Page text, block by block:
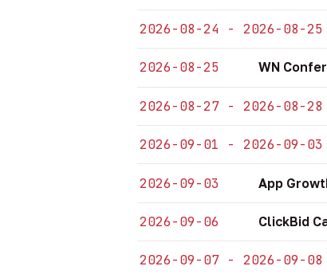
2026-08-24 - 2026-08-25
2026-08-25 WN
2026-08-27 - 2026-08-28
2026-09-01 - 2026-09-03
2026-09-03 App
2026-09-06 ClickBid
2026-09-07 - 2026-09-08